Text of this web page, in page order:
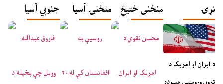
جنوبي آسيا منځنۍ آسيا منځنی ختیځ نړۍ
د ایران او امریکا د